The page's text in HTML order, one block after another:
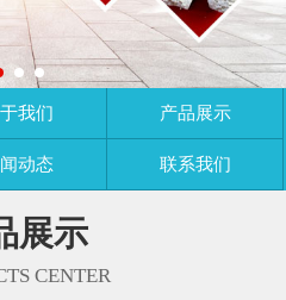
我们 产品展示
动态 联系我们
展示
CENTER